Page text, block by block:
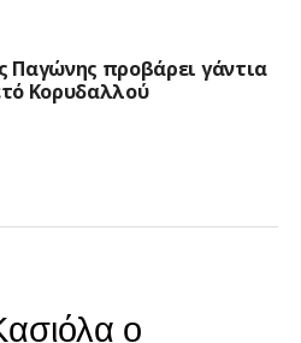
Παγώνης προβάρει γάντια
Κορυδαλλού
ο